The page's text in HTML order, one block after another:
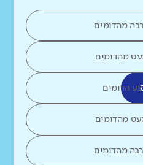
מהדומים
מהדומים
הדומים
מהדומים
מהדומים